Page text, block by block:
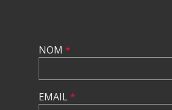
NOM *
EMAIL*